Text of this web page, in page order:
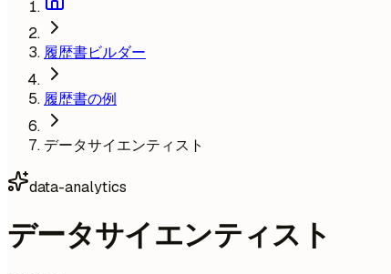
履歴書ビルダー
履歴書の例
データサイエンティスト
data-analytics
データサイエンティスト